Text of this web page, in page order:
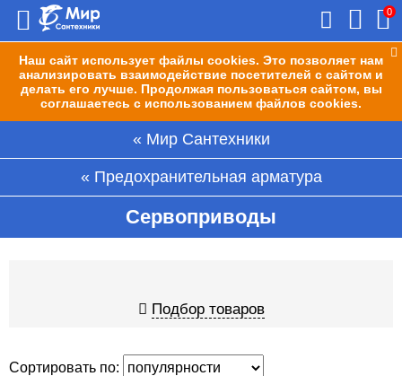
Наш сайт использует файлы cookies. Это позволяет нам
анализировать взаимодействие посетителей с сайтом и
делать его лучше. Продолжая пользоваться сайтом, вы
соглашаетесь с использованием файлов cookies.
0
Мир Сантехники
Предохранительная арматура
Сервоприводы
Подбор товаров
Сортировать по: